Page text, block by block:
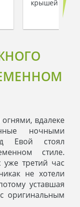
крышей
вдалеке
ночными
Евой стоял
стиле.
третий час
не хотели
уставшая
оригинальным